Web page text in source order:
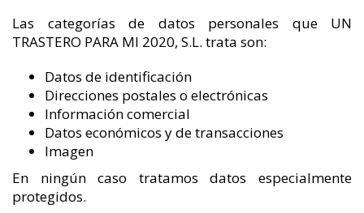
Las categorías de datos personales que UN
TRASTERO PARA MI 2020, S.L. trata son:
Datos de identificación
Direcciones postales o electrónicas
Información comercial
Datos económicos y de transacciones
Imagen
En ningún caso tratamos datos especialmente
protegidos.